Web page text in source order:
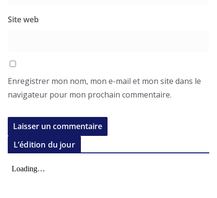
Site web
Enregistrer mon nom, mon e-mail et mon site dans le
navigateur pour mon prochain commentaire.
L’édition du jour